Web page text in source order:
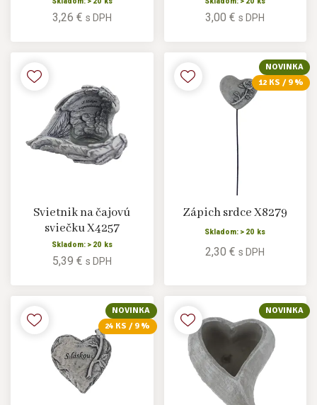
3,26 € s DPH 3,00 €s DPH
Svietnik na čajovú
sviečku X4257
Skladom: > 20 ks
5,39 € s DPH
NOVINKA
12 KS / 9 %
Zápich srdce X8279
Skladom: > 20 ks
2,30 €s DPH
NOVINKA
24 KS / 9 %
NOVINKA